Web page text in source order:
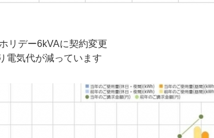
リデー6kVAに契約変更
電気代が減っています